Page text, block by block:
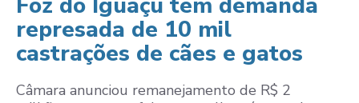
represada de 10 mil
castrações de cães e gatos
Câmara anunciou remanejamento de R$ 2